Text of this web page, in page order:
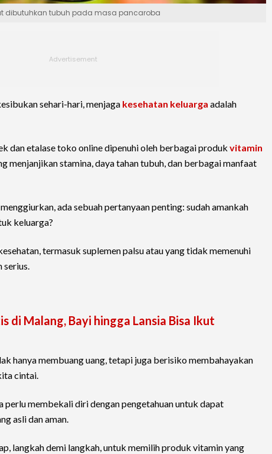
dibutuhkan tubuh pada masa pancaroba
sehari-hari, menjaga kesehatan keluarga adalah
dan etalase toko online dipenuhi oleh berbagai produk vitamin
menjanjikan stamina, daya tahan tubuh, dan berbagai manfaat
ada sebuah pertanyaan penting: sudah amankah
keluarga?
termasuk suplemen palsu atau yang tidak memenuhi
serius.
di Malang, Bayi hingga Lansia Bisa Ikut
hanya membuang uang, tetapi juga berisiko membahayakan
cintai.
perlu membekali diri dengan pengetahuan untuk dapat
asli dan aman.
langkah demi langkah, untuk memilih produk vitamin yang